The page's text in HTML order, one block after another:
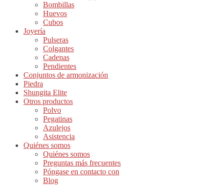
Bombillas
Huevos
Cubos
Joyería
Pulseras
Colgantes
Cadenas
Pendientes
Conjuntos de armonización
Piedra
Shungita Elite
Otros productos
Polvo
Pegatinas
Azulejos
Asistencia
Quiénes somos
Quiénes somos
Preguntas más frecuentes
Póngase en contacto con
Blog